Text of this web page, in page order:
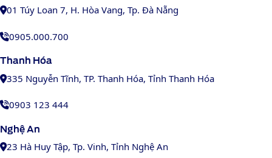
01 Túy Loan 7, H. Hòa Vang, Tp. Đà Nẵng
0905.000.700
Thanh Hóa
335 Nguyễn Tĩnh, TP. Thanh Hóa, Tỉnh Thanh Hóa
0903 123 444
Nghệ An
23 Hà Huy Tập, Tp. Vinh, Tỉnh Nghệ An